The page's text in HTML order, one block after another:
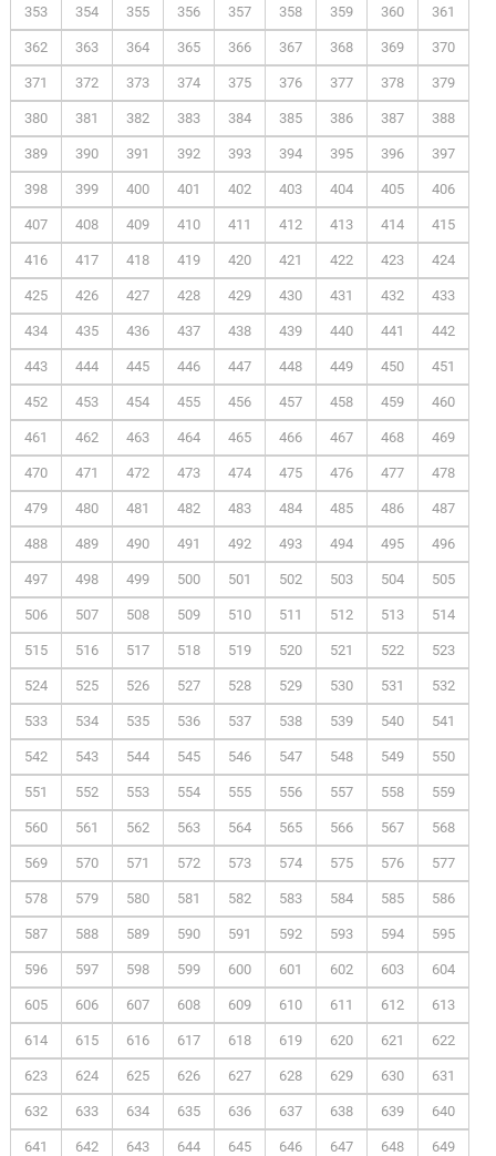
353 354 355 356 357 358 359 360 361
362 363 364 365 366 367 368 369 370
371 372 373 374 375 376 377 378 379
380 381 382 383 384 385 386 387 388
389 390 391 392 393 394 395 396 397
398 399 400 401 402 403 404 405 406
407 408 409 410 411 412 413 414 415
416 417 418 419 420 421 422 423 424
425 426 427 428 429 430 431 432 433
434 435 436 437 438 439 440 441 442
443 444 445 446 447 448 449 450 451
452 453 454 455 456 457 458 459 460
461 462 463 464 465 466 467 468 469
470 471 472 473 474 475 476 477 478
479 480 481 482 483 484 485 486 487
488 489 490 491 492 493 494 495 496
497 498 499 500 501 502 503 504 505
506 507 508 509 510 511 512 513 514
515 516 517 518 519 520 521 522 523
524 525 526 527 528 529 530 531 532
533 534 535 536 537 538 539 540 541
542 543 544 545 546 547 548 549 550
551 552 553 554 555 556 557 558 559
560 561 562 563 564 565 566 567 568
569 570 571 572 573 574 575 576 577
578 579 580 581 582 583 584 585 586
587 588 589 590 591 592 593 594 595
596 597 598 599 600 601 602 603 604
605 606 607 608 609 610 611 612 613
614 615 616 617 618 619 620 621 622
623 624 625 626 627 628 629 630 631
632 633 634 635 636 637 638 639 640
641 642 643 644 645 646 647 648 649